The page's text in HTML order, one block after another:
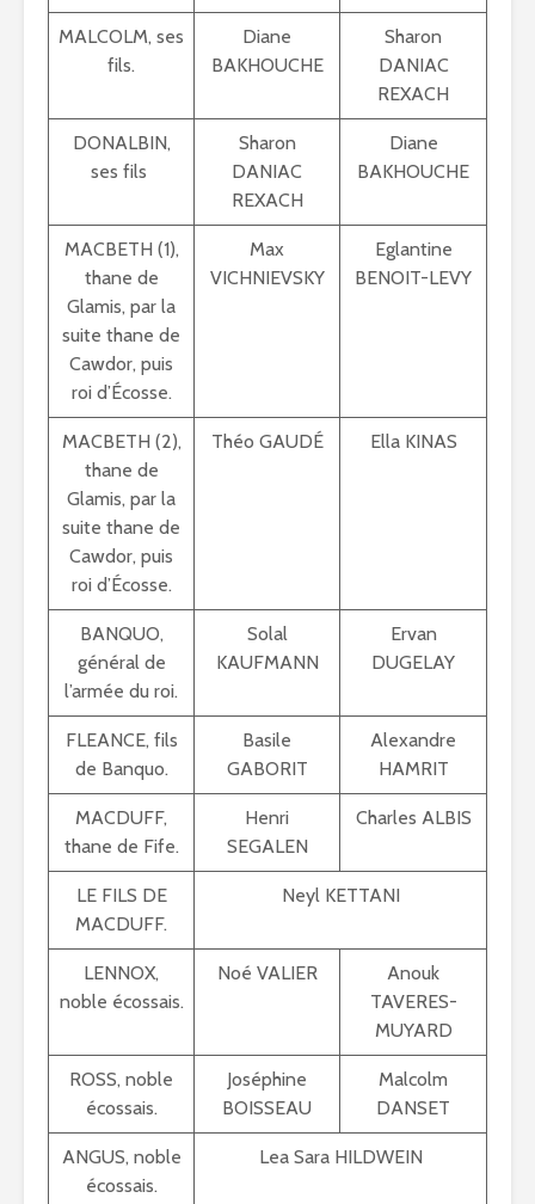
MALCOLM, ses
fils.
Diane
BAKHOUCHE
Sharon
DANIAC
REXACH
DONALBIN,
ses fils
Sharon
DANIAC
REXACH
Diane
BAKHOUCHE
MACBETH (1),
thane de
Glamis, par la
suite thane de
Cawdor, puis
roi d’Écosse.
Max
VICHNIEVSKY
Eglantine
BENOIT-LEVY
MACBETH (2),
thane de
Glamis, par la
suite thane de
Cawdor, puis
roi d’Écosse.
Théo GAUDÉ Ella KINAS
BANQUO,
général de
l’armée du roi.
Solal
KAUFMANN
Ervan
DUGELAY
FLEANCE, fils
de Banquo.
Basile
GABORIT
Alexandre
HAMRIT
MACDUFF,
thane de Fife.
Henri
SEGALEN
Charles ALBIS
LE FILS DE
MACDUFF.
Neyl KETTANI
LENNOX,
noble écossais.
Noé VALIER
Anouk
TAVERES-
MUYARD
ROSS, noble
écossais.
Joséphine
BOISSEAU
Malcolm
DANSET
ANGUS, noble
écossais.
Lea Sara HILDWEIN